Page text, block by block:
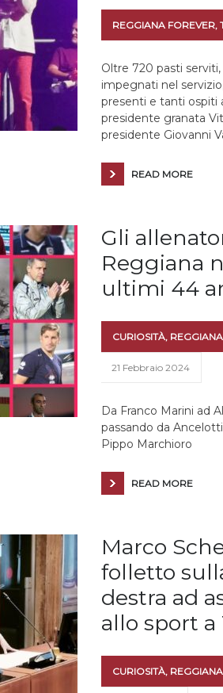
REGGIANA FOREVER,
Oltre 720 pasti
impegnati nel
presenti e tanti ospiti
presidente granata
presidente Giovanni
READ MORE
Gli
Reggiana
ultimi 44
CURIOSITÀ,
21 Febbraio 2024
Da Franco Marini ad
passando da
Pippo Marchioro
READ MORE
Marco
folletto
destra ad
allo sport a
CURIOSITÀ, REGGIANA